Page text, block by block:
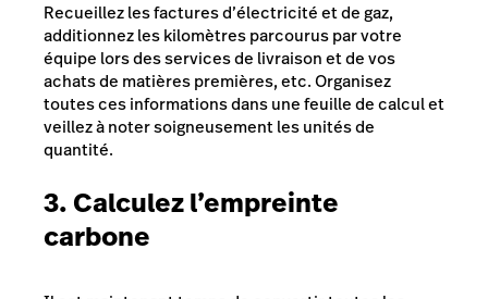
Recueillez les factures d’électricité et de gaz,
additionnez les kilomètres parcourus par votre
équipe lors des services de livraison et de vos
achats de matières premières, etc. Organisez
toutes ces informations dans une feuille de calcul et
veillez à noter soigneusement les unités de
quantité.
3. Calculez l’empreinte
carbone